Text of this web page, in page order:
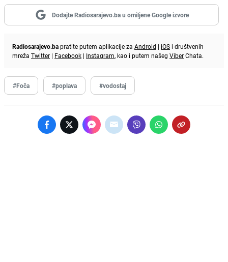
Dodajte Radiosarajevo.ba u omiljene Google izvore
Radiosarajevo.bapratite putem aplikacije za Android | iOS i društvenih
mreža Twitter | Facebook | Instagram, kao i putem našeg ViberChata.
#Foča #poplava #vodostaj